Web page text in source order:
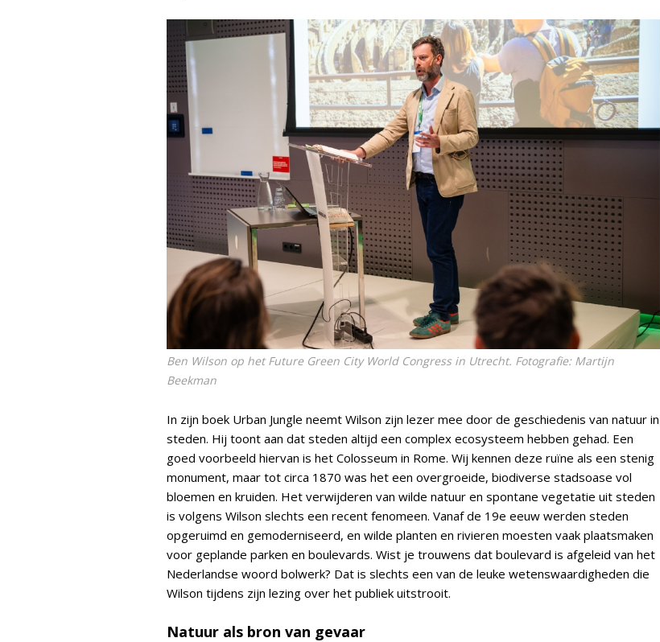
Ben Wilson op het Future Green City World Congress in Utrecht. Fotografie: Martijn
Beekman
In zijn boek Urban Jungle neemt Wilson zijn lezer mee door de geschiedenis van natuur in
steden. Hij toont aan dat steden altijd een complex ecosysteem hebben gehad. Een
goed voorbeeld hiervan is het Colosseum in Rome. Wij kennen deze ruïne als een stenig
monument, maar tot circa 1870 was het een overgroeide, biodiverse stadsoase vol
bloemen en kruiden. Het verwijderen van wilde natuur en spontane vegetatie uit steden
is volgens Wilson slechts een recent fenomeen. Vanaf de 19e eeuw werden steden
opgeruimd en gemoderniseerd, en wilde planten en rivieren moesten vaak plaatsmaken
voor geplande parken en boulevards. Wist je trouwens dat boulevard is afgeleid van het
Nederlandse woord bolwerk? Dat is slechts een van de leuke wetenswaardigheden die
Wilson tijdens zijn lezing over het publiek uitstrooit.
Natuur als bron van gevaar